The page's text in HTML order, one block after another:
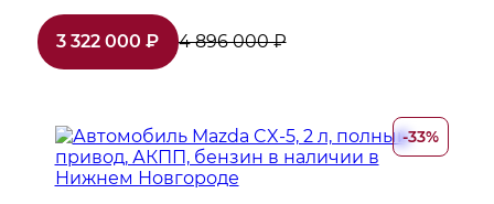
3 322 000 ₽ 4 896 000 ₽
-33%